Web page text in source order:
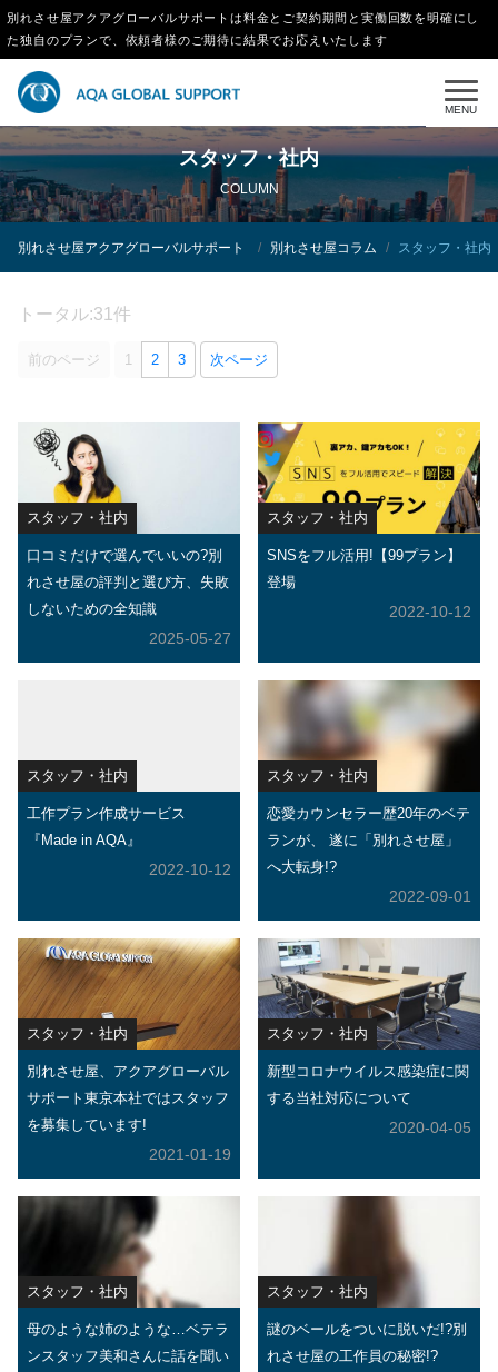
別れさせ屋アクアグローバルサポートは料金とご契約期間と実働回数を明確にし
た独自のプランで、依頼者様のご期待に結果でお応えいたします
MENU
スタッフ・社内
COLUMN
別れさせ屋アクアグローバルサポート 別れさせ屋コラム スタッフ・社内
トータル:31件
前のページ 1 2 3 次ページ
スタッフ・社内
口コミだけで選んでいいの?別
れさせ屋の評判と選び方、失敗
しないための全知識
2025-05-27
スタッフ・社内
SNSをフル活用!【99プラン】
登場
2022-10-12
スタッフ・社内
工作プラン作成サービス
『Made in AQA』
2022-10-12
スタッフ・社内
恋愛カウンセラー歴20年のベテ
ランが、 遂に「別れさせ屋」
へ大転身!?
2022-09-01
スタッフ・社内
別れさせ屋、アクアグローバル
サポート東京本社ではスタッフ
を募集しています!
2021-01-19
スタッフ・社内
新型コロナウイルス感染症に関
する当社対応について
2020-04-05
スタッフ・社内
母のような姉のような…ベテラ
ンスタッフ美和さんに話を聞い
スタッフ・社内
謎のベールをついに脱いだ!?別
れさせ屋の工作員の秘密!?